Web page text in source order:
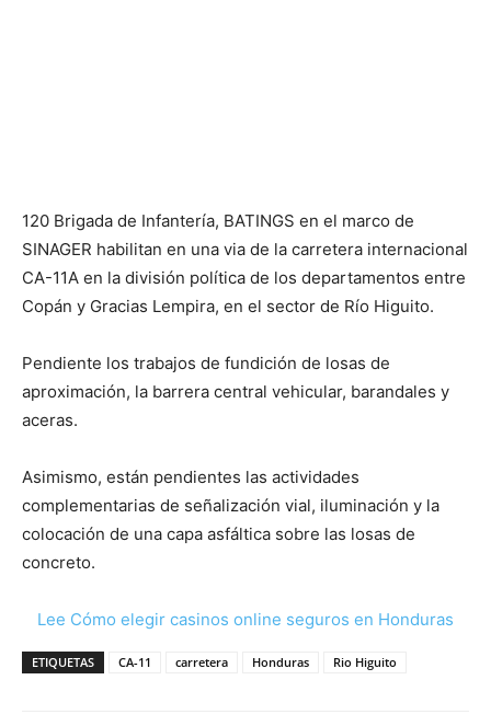
120 Brigada de Infantería, BATINGS en el marco de
SINAGER habilitan en una via de la carretera internacional
CA-11A en la división política de los departamentos entre
Copán y Gracias Lempira, en el sector de Río Higuito.
Pendiente los trabajos de fundición de losas de
aproximación, la barrera central vehicular, barandales y
aceras.
Asimismo, están pendientes las actividades
complementarias de señalización vial, iluminación y la
colocación de una capa asfáltica sobre las losas de
concreto.
Lee Cómo elegir casinos online seguros en Honduras
ETIQUETAS CA-11 carretera Honduras Rio Higuito